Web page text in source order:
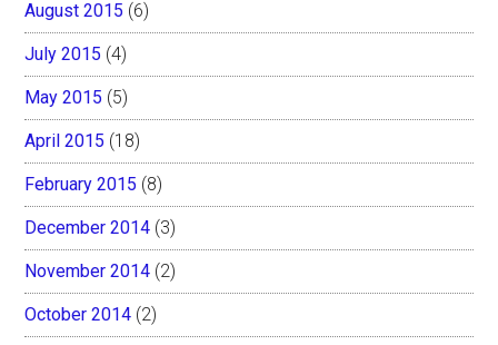
August 2015 (6)
July 2015 (4)
May 2015 (5)
April 2015 (18)
February 2015 (8)
December 2014 (3)
November 2014 (2)
October 2014 (2)